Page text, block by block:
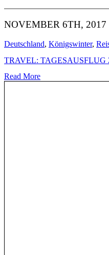
NOVEMBER 6TH, 2017
Deutschland, Königswinter,
TRAVEL:
Read More